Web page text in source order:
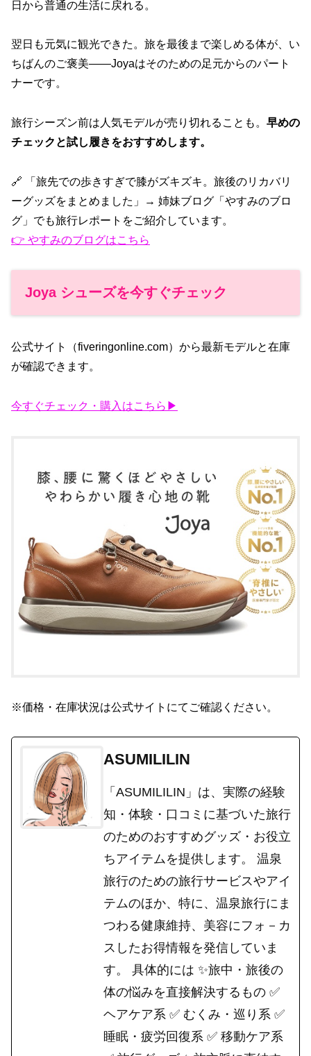
日から普通の生活に戻れる。
翌日も元気に観光できた。旅を最後まで楽しめる体が、い
ちばんのご褒美——Joyaはそのための足元からのパート
ナーです。
旅行シーズン前は人気モデルが売り切れることも。 早めの
チェックと試し履きをおすすめします。
🔗 「旅先での歩きすぎで膝がズキズキ。旅後のリカバリ
ーグッズをまとめました」→ 姉妹ブログ「やすみのブロ
グ」でも旅行レポートをご紹介しています。
👉 やすみのブログはこちら
Joya シューズを今すぐチェック
公式サイト（fiveringonline.com）から最新モデルと在庫
が確認できます。
今すぐチェック・購入はこちら▶
※価格・在庫状況は公式サイトにてご確認ください。
ASUMILILIN
「ASUMILILIN」は、実際の経験
知・体験・口コミに基づいた旅行
のためのおすすめグッズ・お役立
ちアイテムを提供します。 温泉
旅行のための旅行サービスやアイ
テムのほか、特に、温泉旅行にま
つわる健康維持、美容にフォ－カ
スしたお得情報を発信していま
す。 具体的には ✨旅中・旅後の
体の悩みを直接解決するもの ✅
ヘアケア系 ✅ むくみ・巡り系 ✅
睡眠・疲労回復系 ✅ 移動ケア系